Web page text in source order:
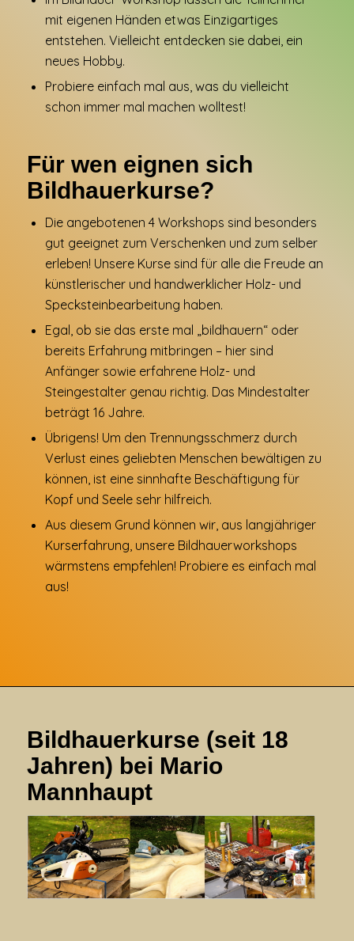
mit eigenen Händen etwas Einzigartiges
entstehen. Vielleicht entdecken sie dabei, ein
neues Hobby.
Probiere einfach mal aus, was du vielleicht
schon immer mal machen wolltest!
Für wen eignen sich
Bildhauerkurse?
Die angebotenen 4 Workshops sind besonders
gut geeignet zum Verschenken und zum selber
erleben! Unsere Kurse sind für alle die Freude an
künstlerischer und handwerklicher Holz- und
Specksteinbearbeitung haben.
Egal, ob sie das erste mal „bildhauern“ oder
bereits Erfahrung mitbringen – hier sind
Anfänger sowie erfahrene Holz- und
Steingestalter genau richtig. Das Mindestalter
beträgt 16 Jahre.
Übrigens! Um den Trennungsschmerz durch
Verlust eines geliebten Menschen bewältigen zu
können, ist eine sinnhafte Beschäftigung für
Kopf und Seele sehr hilfreich.
Aus diesem Grund können wir, aus langjähriger
Kurserfahrung, unsere Bildhauerworkshops
wärmstens empfehlen! Probiere es einfach mal
aus!
Bildhauerkurse (seit 18
Jahren) bei Mario
Mannhaupt
mm